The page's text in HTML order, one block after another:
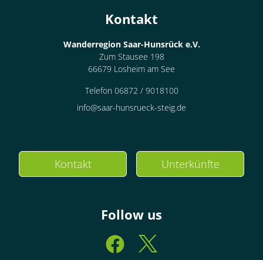
Kontakt
Wanderregion Saar-Hunsrück e.V.
Zum Stausee 198
66679 Losheim am See
Telefon 06872 / 9018100
info@saar-hunsrueck-steig.de
Kontakt Unterkünfte
Follow us